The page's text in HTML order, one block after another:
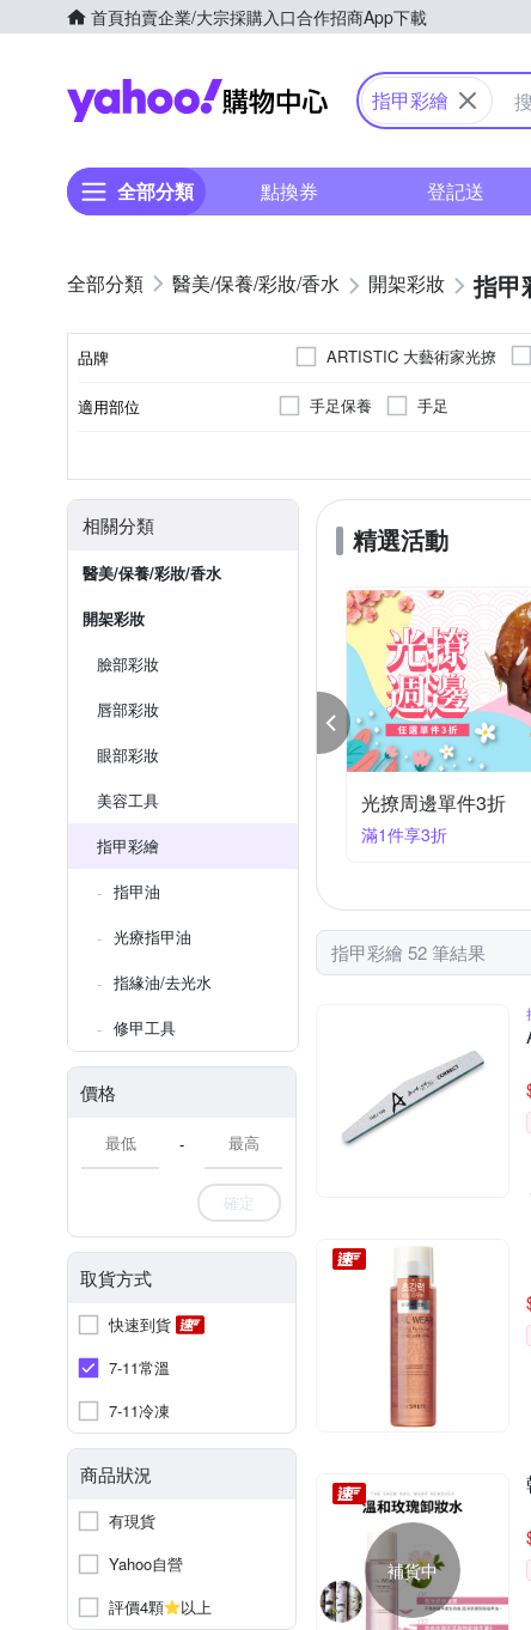
首頁拍賣企業/大宗採購入口合作招商App下載
Yahoo購物中心
指甲彩繪
全部分類 點換券 登記送
醫美/保養/彩妝/香水 開架彩妝 指甲
品牌 ARTISTIC 大藝術家光撩
適用部位 手足保養 手足
相關分類
醫美/保養/彩妝/香水
開架彩妝
臉部彩妝
唇部彩妝
眼部彩妝
美容工具
指甲彩繪
指甲油
光療指甲油
指緣油/去光水
修甲工具
價格
-
確定
取貨方式
快速到貨
7-11常溫
7-11冷凍
商品狀況
有現貨
Yahoo自營
評價4顆
以上
精選活動
邊單件3折 開架美妝保養5折起
滿39大優惠
指甲彩繪 52 筆結果
補貨中